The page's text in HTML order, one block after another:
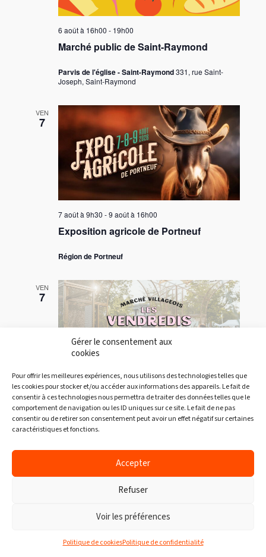
Gérer le consentement aux
cookies
Pour offrir les meilleures expériences, nous utilisons des technologies telles que
les cookies pour stocker et/ou accéder aux informations des appareils. Le fait de
consentir à ces technologies nous permettra de traiter des données telles que le
comportement de navigation ou les ID uniques sur ce site. Le fait de ne pas
consentir ou de retirer son consentement peut avoir un effet négatif sur certaines
caractéristiques et fonctions.
Accepter
Refuser
Voir les préférences
Politique de cookiesPolitique de confidentialité
Marché public de Saint-Raymond
6 août à 16h00 - 19h00
Parvis de l'église - Saint-Raymond331, rue Saint-
Joseph, Saint-Raymond
VEN
7
Exposition agricole de Portneuf
7 août à 9h30 -9 août à 16h00
Région de Portneuf
VEN
7
Les Vendredis Sains – Marchés
Villageois
7 août à 17h00-20h00
415 rue Tessier Est Saint-Casimir